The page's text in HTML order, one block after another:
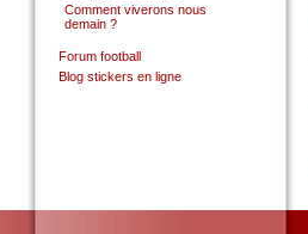
Comment viverons nous
demain ?
Forum football
Blog stickers en ligne